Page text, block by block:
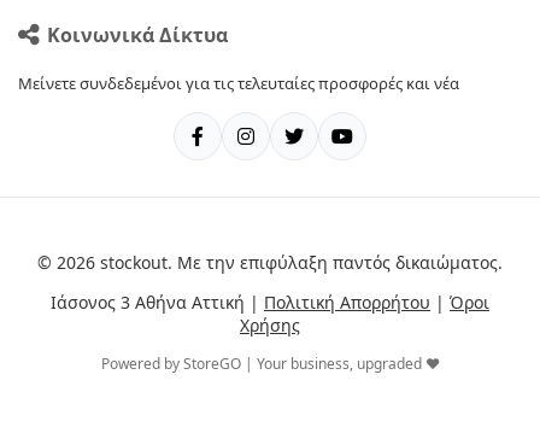
Κοινωνικά Δίκτυα
Μείνετε συνδεδεμένοι για τις τελευταίες προσφορές και νέα
© 2026 stockout. Με την επιφύλαξη παντός δικαιώματος.
Ιάσονος 3 Αθήνα Αττική | Πολιτική Απορρήτου | Όροι
Χρήσης
Powered by StoreGO | Your business, upgraded ❤️